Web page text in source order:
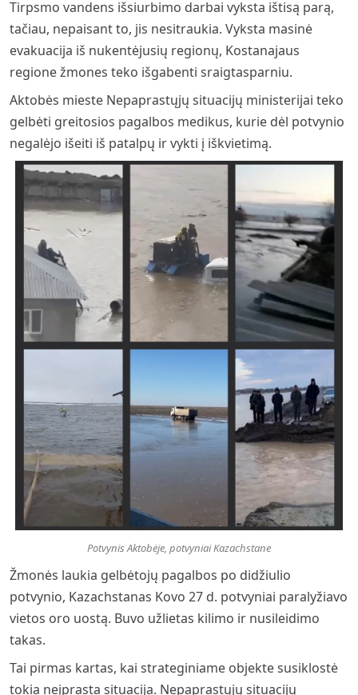
Tirpsmo vandens išsiurbimo darbai vyksta ištisą parą,
tačiau, nepaisant to, jis nesitraukia. Vyksta masinė
evakuacija iš nukentėjusių regionų, Kostanajaus
regione žmones teko išgabenti sraigtasparniu.
Aktobės mieste Nepaprastųjų situacijų ministerijai teko
gelbėti greitosios pagalbos medikus, kurie dėl potvynio
negalėjo išeiti iš patalpų ir vykti į iškvietimą.
Potvynis Aktobėje, potvyniai Kazachstane
Žmonės laukia gelbėtojų pagalbos po didžiulio
potvynio, Kazachstanas Kovo 27 d. potvyniai paralyžiavo
vietos oro uostą. Buvo užlietas kilimo ir nusileidimo
takas.
Tai pirmas kartas, kai strateginiame objekte susiklostė
tokia neįprasta situacija. Nepaprastųjų situacijų